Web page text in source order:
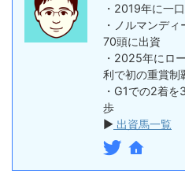
・2019年に一
・ノルマンデ
70頭に出資
・2025年にロ
利で初の重賞制
・G1での2着
歩
▶ 出資馬一覧